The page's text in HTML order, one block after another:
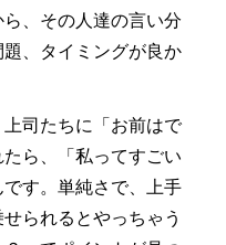
、その人達の言い分
、タイミングが良か
司たちに「お前はで
ら、「私ってすごい
す。単純さで、上手
られるとやっちゃう